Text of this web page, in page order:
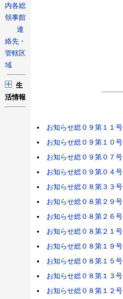
内各総
領事館
連
絡先・
管轄区
域
生
活情報
お知らせ総０９第１１号
お知らせ総０９第１０号
お知らせ総０９第０７号
お知らせ総０９第０４号
お知らせ総０８第３３号
お知らせ総０８第２９号
お知らせ総０８第２６号
お知らせ総０８第２１号
お知らせ総０８第１９号
お知らせ総０８第１５号
お知らせ総０８第１３号
お知らせ総０８第１２号